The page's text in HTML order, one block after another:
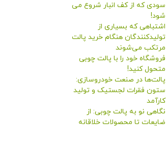
سودی که از کف انبار شروع می
شود!
اشتباهی که بسیاری از
تولیدکنندگان هنگام خرید پالت
مرتکب می‌شوند
فروشگاه خود را با پالت چوبی
متحول کنید!
پالت‌ها در صنعت خودروسازی:
ستون فقرات لجستیک و تولید
کارآمد
نگاهی نو به پالت چوبی: از
ضایعات تا محصولات خلاقانه